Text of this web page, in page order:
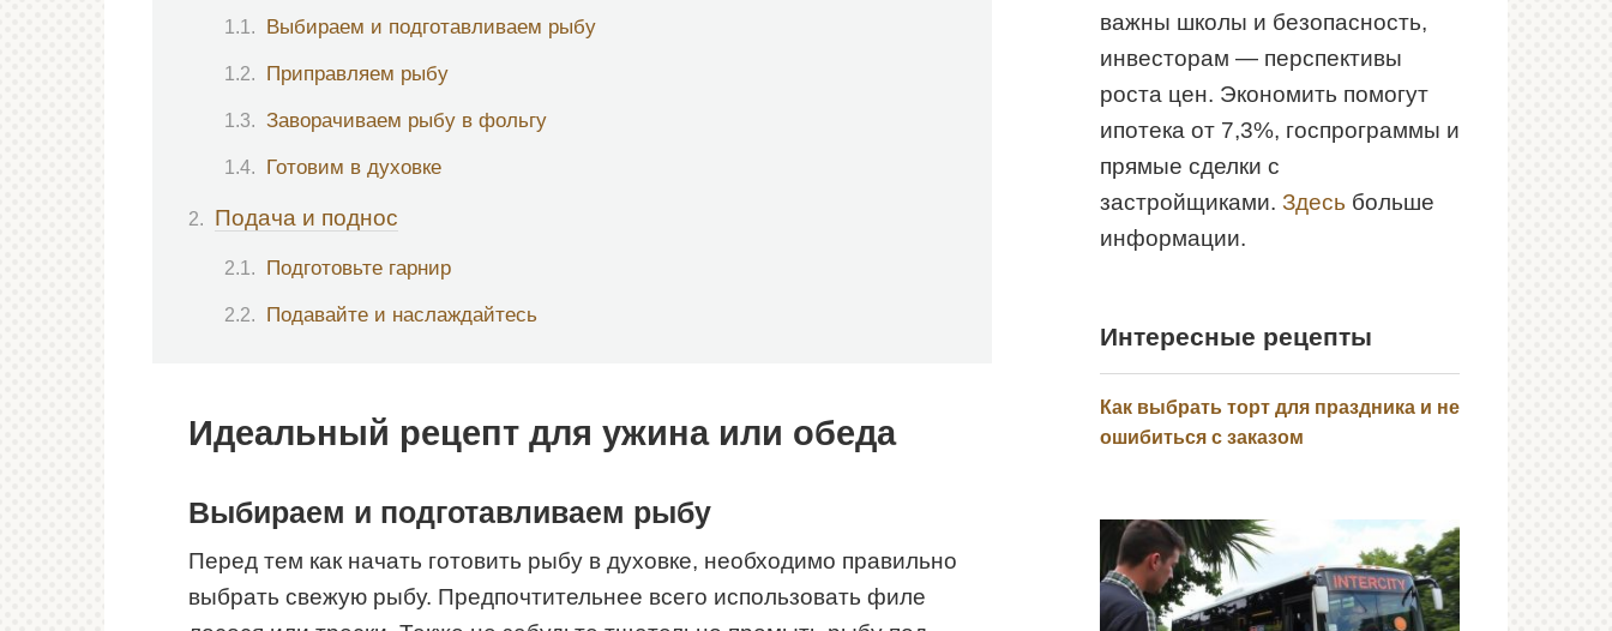
Выбираем и подготавливаем рыбу
Приправляем рыбу
Заворачиваем рыбу в фольгу
Готовим в духовке
Подача и поднос
Подготовьте гарнир
Подавайте и наслаждайтесь
Идеальный рецепт для ужина или обеда
Выбираем и подготавливаем рыбу
Перед тем как начать готовить рыбу в духовке, необходимо правильно
выбрать свежую рыбу. Предпочтительнее всего использовать филе
важны школы и безопасность,
инвесторам — перспективы
роста цен. Экономить помогут
ипотека от 7,3%, госпрограммы и
прямые сделки с
застройщиками. Здесь больше
информации.
Интересные рецепты
Как выбрать торт для праздника и не
ошибиться с заказом